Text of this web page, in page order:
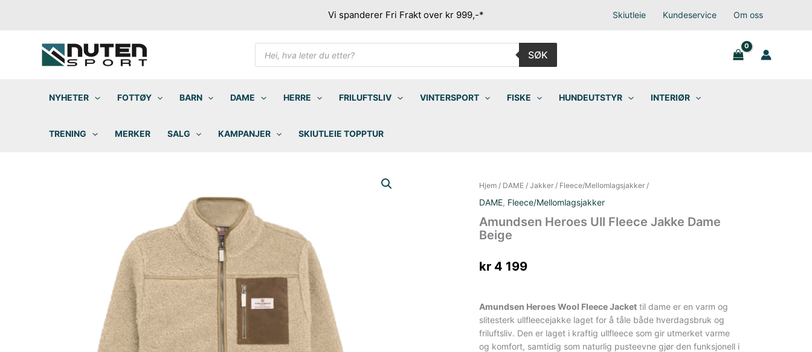
Vi spanderer Fri Frakt over kr 999,-* Skiutleie Kundeservice Om oss
Products
search
SØK
NYHETER FOTTØY BARN DAME HERRE FRILUFTSLIV VINTERSPORT FISKE HUNDEUTSTYR INTERIØR
TRENING MERKER SALG KAMPANJER SKIUTLEIE TOPPTUR
Hjem/ DAME/ Jakker/ Fleece/Mellomlagsjakker/
DAME, Fleece/Mellomlagsjakker
Amundsen Heroes Ull Fleece Jakke Dame
Beige
kr4 199
Amundsen Heroes Wool Fleece Jackettil dame er en varm og
slitesterk ullfleecejakke laget for å tåle både hverdagsbruk og
friluftsliv. Den er laget i kraftig ullfleece som gir utmerket varme
og komfort, samtidig som naturlig pusteevne gjør den funksjonell i